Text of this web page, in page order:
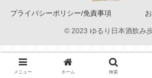
プライバシーポリシー/免責事項
© 2023 ゆるり日本酒飲み歩
メニュー ホーム 検索